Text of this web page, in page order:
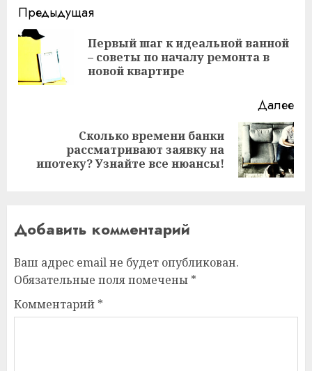
Читать
далее
Предыдущая
Первый шаг к идеальной ванной
– советы по началу ремонта в
новой квартире
Далее
Следующая
запись:
Сколько времени банки
рассматривают заявку на
ипотеку? Узнайте все нюансы!
Добавить комментарий
Ваш адрес email не будет опубликован.
Обязательные поля помечены *
Комментарий *